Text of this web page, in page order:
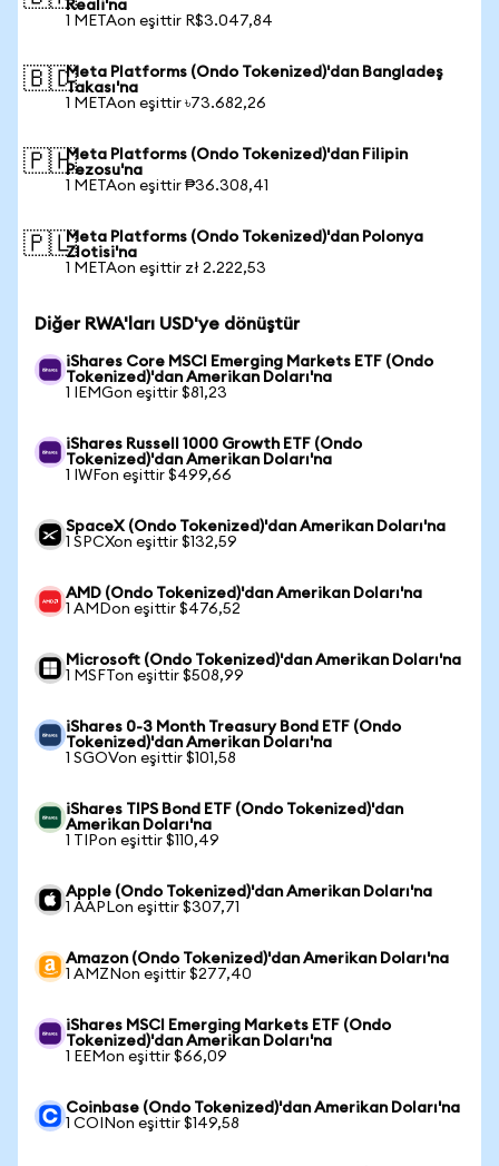
Reali'na
1 METAon eşittir R$3.047,84
🇧🇩Meta Platforms (Ondo Tokenized)'dan Bangladeş
Takası'na
1 METAon eşittir ৳73.682,26
🇵🇭Meta Platforms (Ondo Tokenized)'dan Filipin
Pezosu'na
1 METAon eşittir ₱36.308,41
🇵🇱Meta Platforms (Ondo Tokenized)'dan Polonya
Zlotisi'na
1 METAon eşittir zł 2.222,53
Diğer RWA'ları USD'ye dönüştür
iShares Core MSCI Emerging Markets ETF (Ondo
Tokenized)'dan Amerikan Doları'na
1 IEMGon eşittir $81,23
iShares Russell 1000 Growth ETF (Ondo
Tokenized)'dan Amerikan Doları'na
1 IWFon eşittir $499,66
SpaceX (Ondo Tokenized)'dan Amerikan Doları'na
1 SPCXon eşittir $132,59
AMD (Ondo Tokenized)'dan Amerikan Doları'na
1 AMDon eşittir $476,52
Microsoft (Ondo Tokenized)'dan Amerikan Doları'na
1 MSFTon eşittir $508,99
iShares 0-3 Month Treasury Bond ETF (Ondo
Tokenized)'dan Amerikan Doları'na
1 SGOVon eşittir $101,58
iShares TIPS Bond ETF (Ondo Tokenized)'dan
Amerikan Doları'na
1 TIPon eşittir $110,49
Apple (Ondo Tokenized)'dan Amerikan Doları'na
1 AAPLon eşittir $307,71
Amazon (Ondo Tokenized)'dan Amerikan Doları'na
1 AMZNon eşittir $277,40
iShares MSCI Emerging Markets ETF (Ondo
Tokenized)'dan Amerikan Doları'na
1 EEMon eşittir $66,09
Coinbase (Ondo Tokenized)'dan Amerikan Doları'na
1 COINon eşittir $149,58